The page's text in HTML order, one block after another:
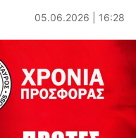
05.06.2026 | 16:28